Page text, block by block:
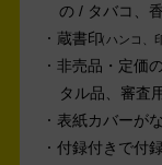
の / タバコ、
蔵書印 ハンコ、
非売品・定価
タル品、審査
表紙カバーが
付録付きで付